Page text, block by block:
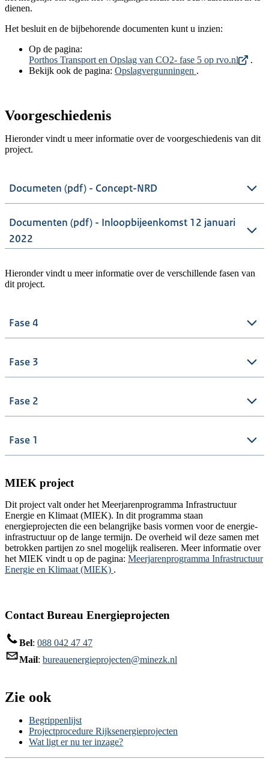
dienen.
Het besluit en de bijbehorende documenten kunt u inzien:
Op de pagina:
Porthos Transport en Opslag van CO2- fase 5 op rvo.nl
.
Bekijk ook de pagina: Opslagvergunningen .
Voorgeschiedenis
Hieronder vindt u meer informatie over de voorgeschiedenis van dit
project.
Documeten (pdf) - Concept-NRD
Documenten (pdf) - Inloopbijeenkomst 12 januari
2022
Hieronder vindt u meer informatie over de verschillende fasen van
dit project.
Fase 4
Fase 3
Fase 2
Fase 1
MIEK project
Dit project valt onder het Meerjarenprogramma Infrastructuur
Energie en Klimaat (MIEK). In dit programma staan
energieprojecten die een belangrijke basis vormen voor de energie-
infrastructuur op de lange termijn. De overheid wil deze samen met
betrokken partijen zo snel mogelijk realiseren. Meer informatie over
het MIEK vindt u op de pagina: Meerjarenprogramma Infrastructuur
Energie en Klimaat (MIEK) .
Contact Bureau Energieprojecten
Bel: 088 042 47 47
Mail: bureauenergieprojecten@minezk.nl
Zie ook
Begrippenlijst
Projectprocedure Rijksenergieprojecten
Wat ligt er nu ter inzage?